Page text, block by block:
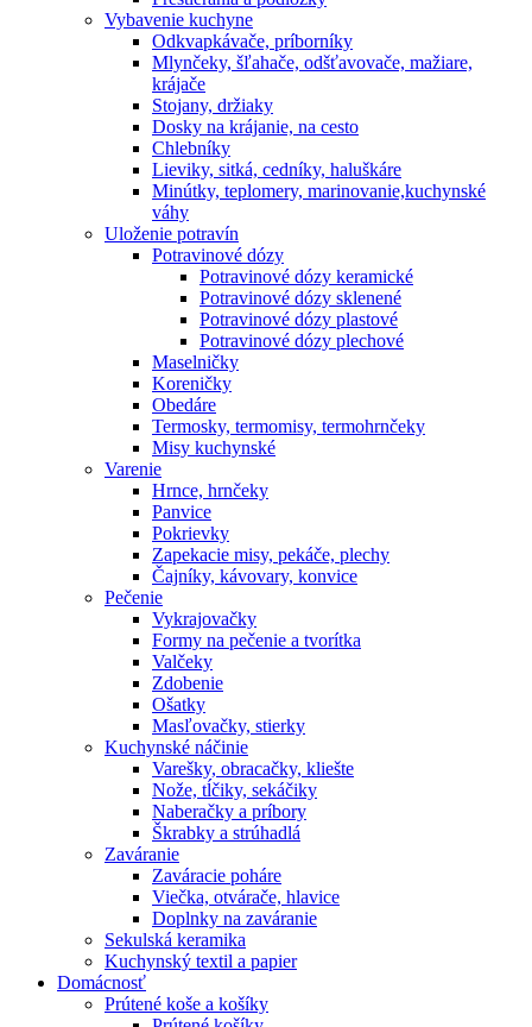
Vybavenie kuchyne
Odkvapkávače, príborníky
Mlynčeky, šľahače, odšťavovače, mažiare,
krájače
Stojany, držiaky
Dosky na krájanie, na cesto
Chlebníky
Lieviky, sitká, cedníky, haluškáre
Minútky, teplomery, marinovanie,kuchynské
váhy
Uloženie potravín
Potravinové dózy
Potravinové dózy keramické
Potravinové dózy sklenené
Potravinové dózy plastové
Potravinové dózy plechové
Maselničky
Koreničky
Obedáre
Termosky, termomisy, termohrnčeky
Misy kuchynské
Varenie
Hrnce, hrnčeky
Panvice
Pokrievky
Zapekacie misy, pekáče, plechy
Čajníky, kávovary, konvice
Pečenie
Vykrajovačky
Formy na pečenie a tvorítka
Valčeky
Zdobenie
Ošatky
Masľovačky, stierky
Kuchynské náčinie
Varešky, obracačky, kliešte
Nože, tĺčiky, sekáčiky
Naberačky a príbory
Škrabky a strúhadlá
Zaváranie
Zaváracie poháre
Viečka, otvárače, hlavice
Doplnky na zaváranie
Sekulská keramika
Kuchynský textil a papier
Domácnosť
Prútené koše a košíky